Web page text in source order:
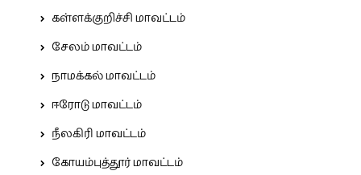
கள்ளக்குறிச்சி மாவட்டம்
சேலம் மாவட்டம்
நாமக்கல் மாவட்டம்
ஈரோடு மாவட்டம்
நீலகிரி மாவட்டம்
கோயம்புத்தூர் மாவட்டம்